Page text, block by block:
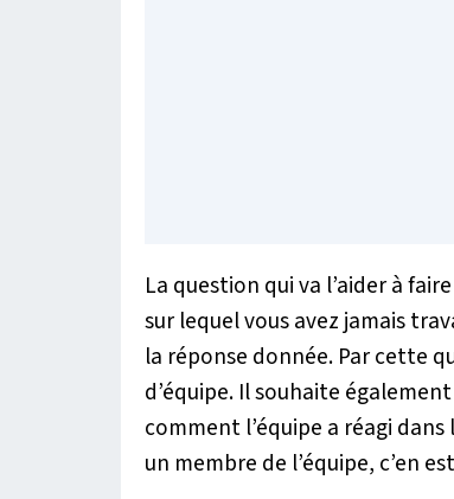
La question qui va l’aider à
sur lequel vous avez jamais
la réponse donnée. Par cette
d’équipe. Il souhaite
comment l’équipe a réagi
un membre de l’équipe, c’en